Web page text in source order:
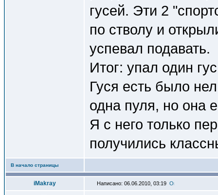
гусей. Эти 2
по стволу и
успевал подавать.
Итог: упал один
Гуся есть было
одна пуля, но она
Я с него только
получились
В начало страницы
iMakray Написано: 06.06.2010, 03:19